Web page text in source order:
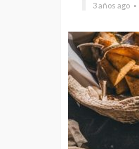
3 años ago